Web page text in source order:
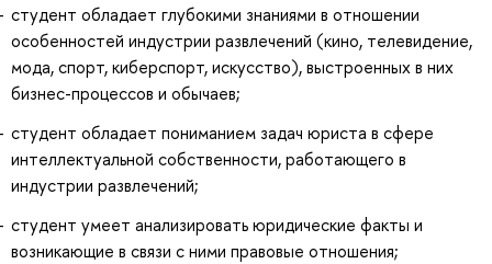
студент обладает глубокими знаниями в отношении
особенностей индустрии развлечений (кино, телевидение,
мода, спорт, киберспорт, искусство), выстроенных в них
бизнес-процессов и обычаев;
студент обладает пониманием задач юриста в сфере
интеллектуальной собственности, работающего в
индустрии развлечений;
студент умеет анализировать юридические факты и
возникающие в связи с ними правовые отношения;